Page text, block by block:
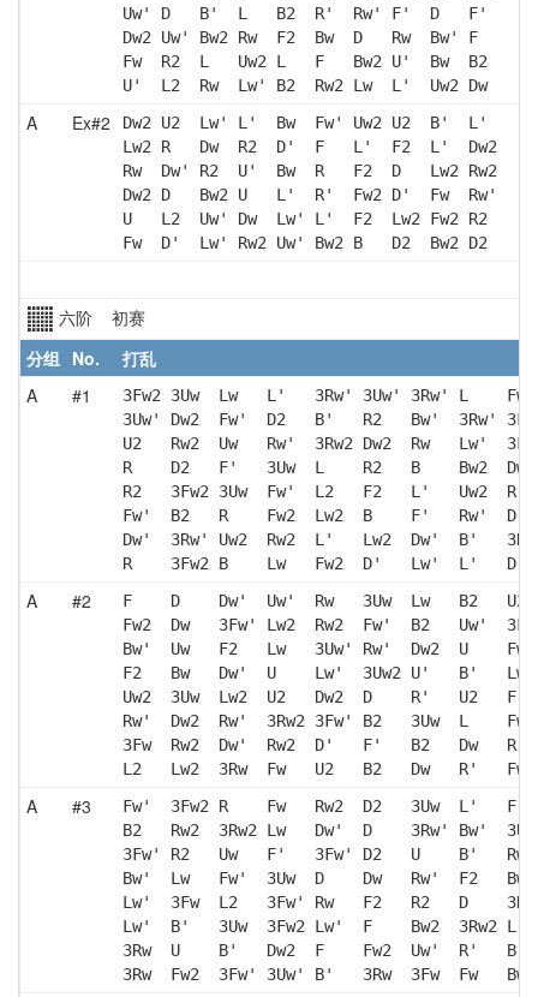
Uw' D   B'  L   B2  R'  Rw' F'  D   F'
Dw2 Uw' Bw2 Rw  F2  Bw  D   Rw  Bw' F
Fw  R2  L   Uw2 L   F   Bw2 U'  Bw  B2
U'  L2  Rw  Lw' B2  Rw2 Lw  L'  Uw2 Dw
A Ex#2
Dw2 U2  Lw' L'  Bw  Fw' Uw2 U2  B'  L'
Lw2 R   Dw  R2  D'  F   L'  F2  L'  Dw2
Rw  Dw' R2  U'  Bw  R   F2  D   Lw2 Rw2
Dw2 D   Bw2 U   L'  R'  Fw2 D'  Fw  Rw'
U   L2  Uw' Dw  Lw' L'  F2  Lw2 Fw2 R2
Fw  D'  Lw' Rw2 Uw' Bw2 B   D2  Bw2 D2
六阶 初赛
分组 No.
打乱
A
#1
3Fw2 3Uw  Lw   L'   3Rw' 3Uw' 3Rw' L
3Uw' Dw2  Fw'  D2   B'   R2   Bw'  3Rw'
U2   Rw2  Uw   Rw'  3Rw2 Dw2  Rw   Lw'
R    D2   F'   3Uw  L    R2   B    Bw2
R2   3Fw2 3Uw  Fw'  L2   F2   L'   Uw2
Fw'  B2   R    Fw2  Lw2  B    F'   Rw'  D
Dw'  3Rw' Uw2  Rw2  L'   Lw2  Dw'  B'
R    3Fw2 B    Lw   Fw2  D'   Lw'  L'   D
A #2
F    D    Dw'  Uw'  Rw   3Uw  Lw   B2   U2
Fw2  Dw   3Fw' Lw2  Rw2  Fw'  B2   Uw'
Bw'  Uw   F2   Lw   3Uw' Rw'  Dw2  U
F2   Bw   Dw'  U    Lw'  3Uw2 U'   B'
Uw2  3Uw  Lw2  U2   Dw2  D    R'   U2   F'
Rw'  Dw2  Rw'  3Rw2 3Fw' B2   3Uw  L
3Fw  Rw2  Dw'  Rw2  D'   F'   B2   Dw   R'
L2   Lw2  3Rw  Fw   U2   B2   Dw   R'
A #3
Fw'  3Fw2 R    Fw   Rw2  D2   3Uw  L'
B2   Rw2  3Rw2 Lw   Dw'  D    3Rw' Bw'
3Fw' R2   Uw   F'   3Fw' D2   U    B'   Rw
Bw'  Lw   Fw'  3Uw  D    Dw   Rw'  F2   Bw
Lw'  3Fw  L2   3Fw' Rw   F2   R2   D
Lw'  B'   3Uw  3Fw2 Lw'  F    Bw2  3Rw2
3Rw  U    B'   Dw2  F    Fw2  Uw'  R'   B
3Rw  Fw2  3Fw' 3Uw' B'   3Rw  3Fw  Fw